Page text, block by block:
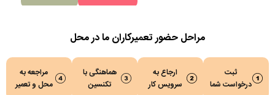
مراحل حضور تعمیرکاران ما در محل
ثبت
درخواست شما
ارجاع به
سرویس کار
هماهنگی با
تکنسین
مراجعه به
محل و تعمیر